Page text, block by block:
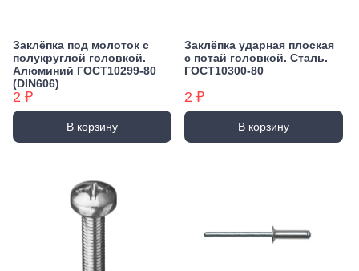
Заклёпка под молоток с
полукруглой головкой.
Алюминий ГОСТ10299-80
(DIN606)
2 ₽
В корзину
Заклёпка ударная плоская
с потай головкой. Сталь.
ГОСТ10300-80
2 ₽
В корзину